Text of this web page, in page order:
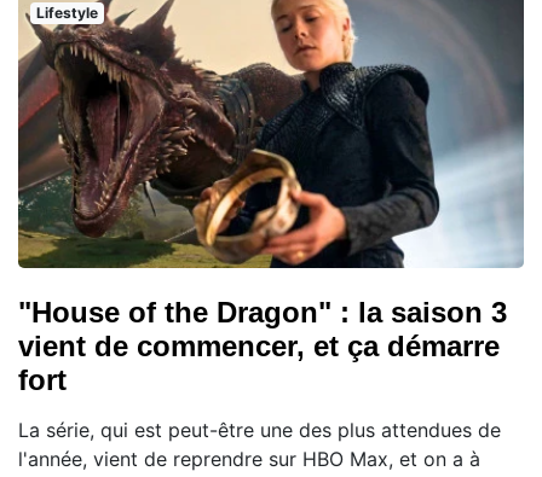
Lifestyle
"House of the Dragon" : la saison 3
vient de commencer, et ça démarre
fort
La série, qui est peut-être une des plus attendues de
l'année, vient de reprendre sur HBO Max, et on a à